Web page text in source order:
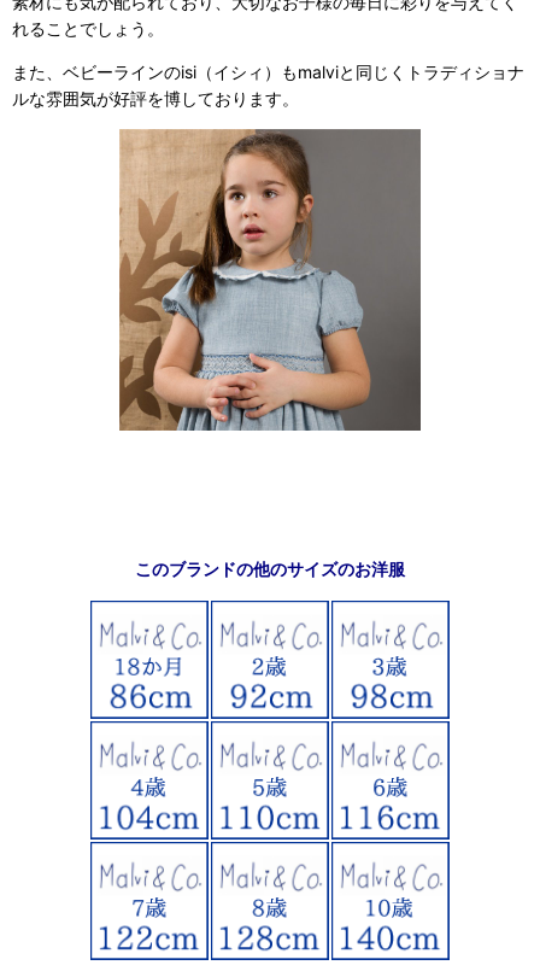
れることでしょう。
また、ベビーラインのisi（イシィ）もmalviと同じくトラディショナ
ルな雰囲気が好評を博しております。
このブランドの他のサイズのお洋服